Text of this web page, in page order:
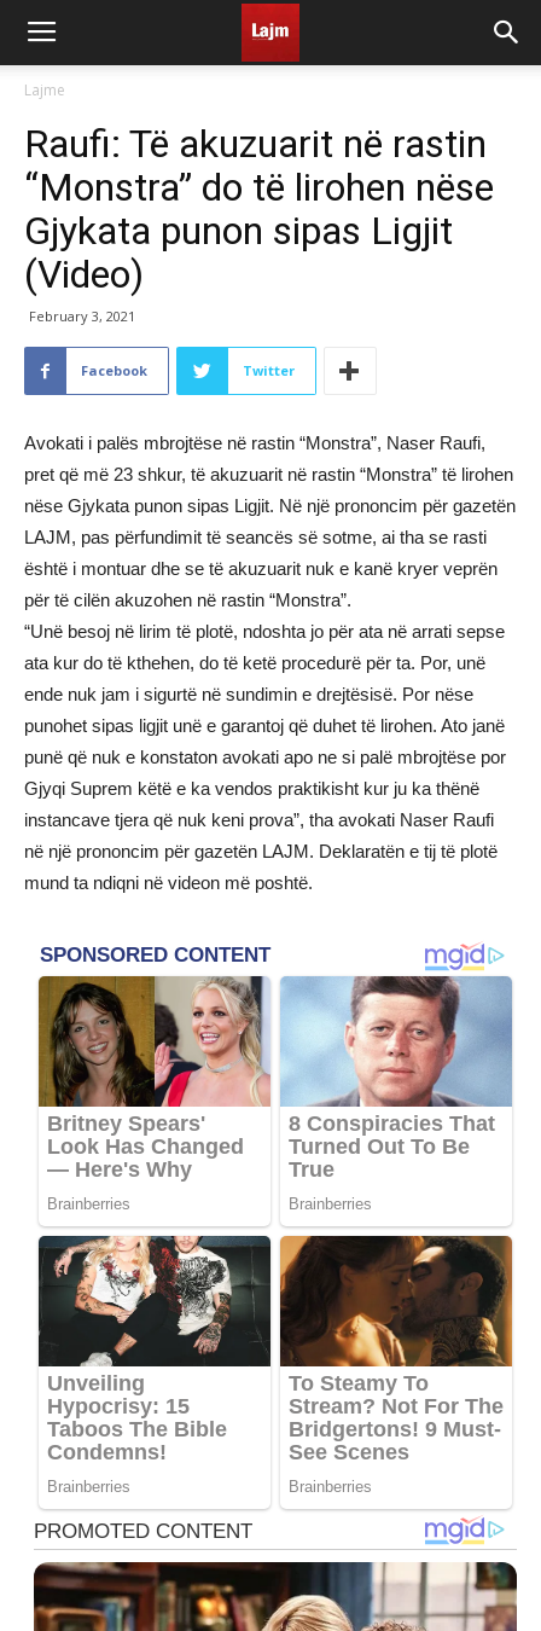
Lajme
Raufi: Të akuzuarit në rastin
“Monstra” do të lirohen nëse
Gjykata punon sipas Ligjit
(Video)
February 3, 2021
Facebook Twitter
Avokati i palës mbrojtëse në rastin “Monstra”, Naser Raufi,
pret që më 23 shkur, të akuzuarit në rastin “Monstra” të lirohen
nëse Gjykata punon sipas Ligjit. Në një prononcim për gazetën
LAJM, pas përfundimit të seancës së sotme, ai tha se rasti
është i montuar dhe se të akuzuarit nuk e kanë kryer veprën
për të cilën akuzohen në rastin “Monstra”.
“Unë besoj në lirim të plotë, ndoshta jo për ata në arrati sepse
ata kur do të kthehen, do të ketë procedurë për ta. Por, unë
ende nuk jam i sigurtë në sundimin e drejtësisë. Por nëse
punohet sipas ligjit unë e garantoj që duhet të lirohen. Ato janë
punë që nuk e konstaton avokati apo ne si palë mbrojtëse por
Gjyqi Suprem këtë e ka vendos praktikisht kur ju ka thënë
instancave tjera që nuk keni prova”, tha avokati Naser Raufi
në një prononcim për gazetën LAJM. Deklaratën e tij të plotë
mund ta ndiqni në videon më poshtë.